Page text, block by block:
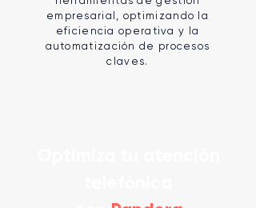
empresarial, optimizando la
eficiencia operativa y la
automatización de procesos
claves.